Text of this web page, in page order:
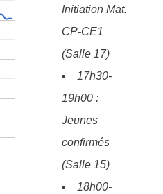
Initiation Mat.
CP-CE1
(Salle 17)
17h30-
19h00 :
Jeunes
confirmés
(Salle 15)
18h00-